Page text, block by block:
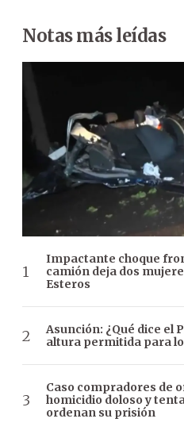
Notas más leídas
Impactante choque
camión deja dos
Esteros
Asunción: ¿Qué dice el
altura permitida para
Caso compradores de
homicidio doloso y
ordenan su prisión